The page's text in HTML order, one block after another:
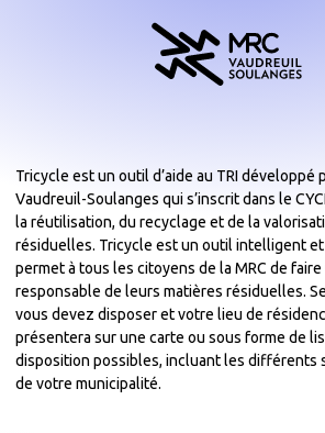
Tricycle est un outil d’aide au TRI développé
Vaudreuil-Soulanges qui s’inscrit dans le
la réutilisation, du recyclage et de la
résiduelles. Tricycle est un outil intelligent
permet à tous les citoyens de la MRC de
responsable de leurs matières résiduelles.
vous devez disposer et votre lieu de
présentera sur une carte ou sous forme de
disposition possibles, incluant les différents
de votre municipalité.